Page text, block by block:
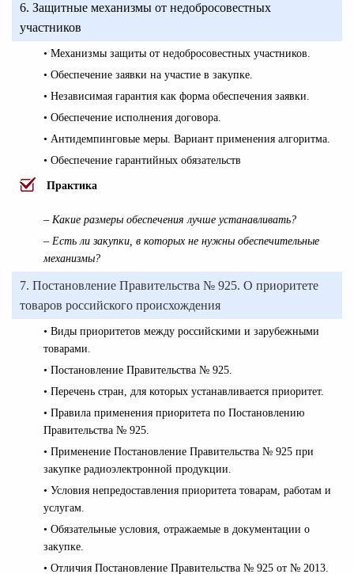
6. Защитные механизмы от недобросовестных
участников
• Механизмы защиты от недобросовестных участников.
• Обеспечение заявки на участие в закупке.
• Независимая гарантия как форма обеспечения заявки.
• Обеспечение исполнения договора.
• Антидемпинговые меры. Вариант применения алгоритма.
• Обеспечение гарантийных обязательств
Практика
– Какие размеры обеспечения лучше устанавливать?
– Есть ли закупки, в которых не нужны обеспечительные
механизмы?
7. Постановление Правительства № 925. О приоритете
товаров российского происхождения
• Виды приоритетов между российскими и зарубежными
товарами.
• Постановление Правительства № 925.
• Перечень стран, для которых устанавливается приоритет.
• Правила применения приоритета по Постановлению
Правительства № 925.
• Применение Постановление Правительства № 925 при
закупке радиоэлектронной продукции.
• Условия непредоставления приоритета товарам, работам и
услугам.
• Обязательные условия, отражаемые в документации о
закупке.
• Отличия Постановление Правительства № 925 от № 2013.